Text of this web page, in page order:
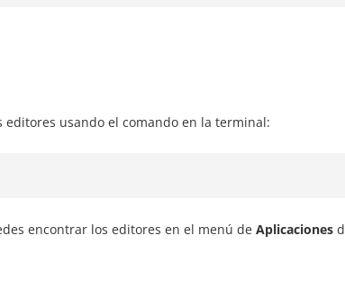
usando el comando en la terminal:
encontrar los editores en el menú de Aplicaciones